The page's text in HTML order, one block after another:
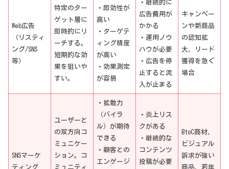
Web広告
（リスティ
ング/SNS
等）
特定のター
ゲット層に
即時的にリ
ーチする。
短期的な効
果を狙いや
すい。
・即効性が
高い
・ターゲテ
ィング精度
が高い
・効果測定
が容易
・継続的に
広告費用が
かかる
・運用ノウ
ハウが必要
・広告を停
止すると流
入が止まる
キャンペー
ンや新商品
の認知拡
大、リード
獲得を急ぐ
場合
SNSマーケ
ティング
ユーザーと
の双方向コ
ミュニケー
ション。コ
ミュニティ
・拡散力
（バイラ
ル）が期待
できる
・顧客との
エンゲージ
・炎上リス
クがある
・継続的な
コンテンツ
投稿が必要
BtoC商材、
ビジュアル
訴求が強い
商品、若年